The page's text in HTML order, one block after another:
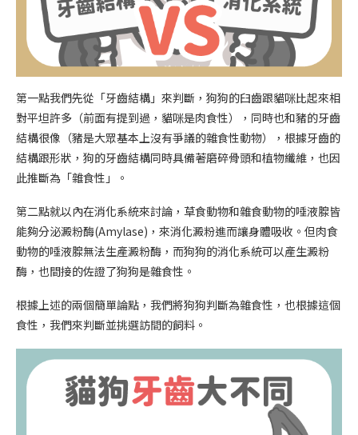
第一點我們先從「牙齒結構」來判斷，狗狗的臼齒跟貓咪比起來相
對平坦許多（前面有提到過，貓咪是肉食性），同時也和豬的牙齒
結構很像（豬是大眾基本上沒有爭議的雜食性動物），根據牙齒的
結構跟形狀，狗的牙齒結構同時具備著磨碎骨頭和植物纖維，也因
此推斷為「雜食性」。
第二點就以內在消化系統來討論，草食動物和雜食動物的唾液腺皆
能夠分泌澱粉酶(Amylase)，來消化澱粉進而讓身體吸收。但肉食
動物的唾液腺無法生產澱粉酶，而狗狗的消化系統可以產生澱粉
酶，也間接的佐證了狗狗是雜食性。
根據上述的兩個簡單論點，我們將狗狗判斷為雜食性，也根據這個
食性，我們來判斷並挑選訪間的飼料。